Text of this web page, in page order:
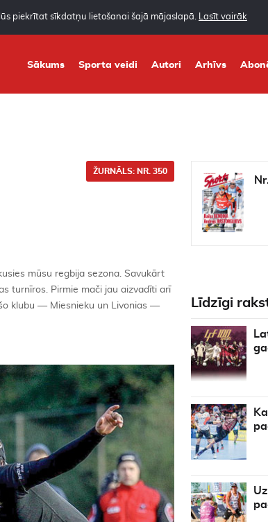
piekrītat sīkdatņu lietošanai šajā mājaslapā. Lasīt vairāk
Sākums Sporta veidi Autori Arhīvs
ŽURNĀLS: NR. 350
mūsu regbija sezona. Savukārt
turnīros. Pirmie mači jau aizvadīti arī
klubu — Miesnieku un Livonias —
Līdzīgi